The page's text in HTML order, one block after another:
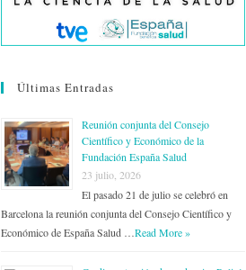
Últimas Entradas
Reunión conjunta del Consejo
Científico y Económico de la
Fundación España Salud
23 julio, 2026
El pasado 21 de julio se celebró en
Barcelona la reunión conjunta del Consejo Científico y
Económico de España Salud …Read More »